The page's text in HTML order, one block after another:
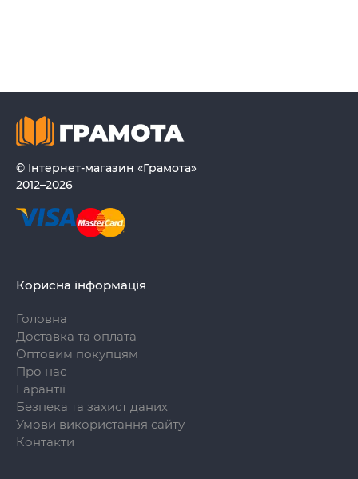
© Інтернет-магазин «Грамота»
2012–2026
Корисна інформація
Головна
Доставка та оплата
Оптовим покупцям
Про нас
Гарантії
Безпека та захист даних
Умови використання сайту
Контакти